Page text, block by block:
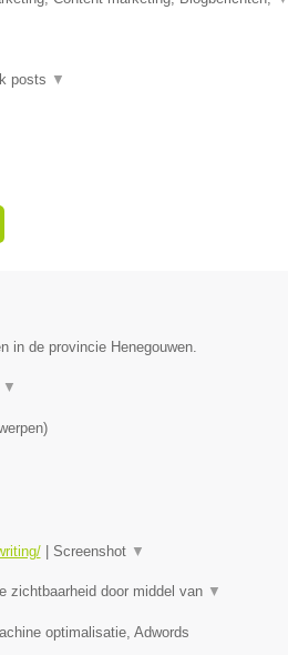
posts ▼
in de provincie Henegouwen.
▼
)
| Screenshot ▼
zichtbaarheid door middel van ▼
optimalisatie, Adwords